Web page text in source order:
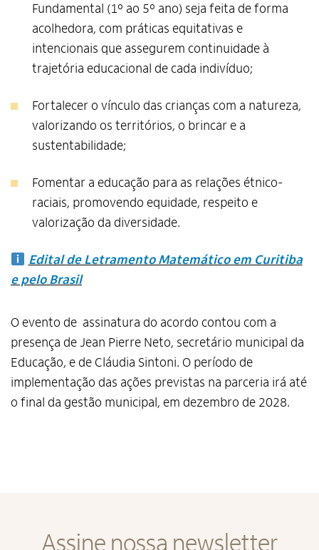
Fundamental (1º ao 5º ano) seja feita de forma
acolhedora, com práticas equitativas e
intencionais que assegurem continuidade à
trajetória educacional de cada indivíduo;
Fortalecer o vínculo das crianças com a natureza,
valorizando os territórios, o brincar e a
sustentabilidade;
Fomentar a educação para as relações étnico-
raciais, promovendo equidade, respeito e
valorização da diversidade.
Edital de Letramento Matemático em Curitiba
e pelo Brasil
O evento de assinatura do acordo contou com a
presença de Jean Pierre Neto, secretário municipal da
Educação, e de Cláudia Sintoni. O período de
implementação das ações previstas na parceria irá até
o final da gestão municipal, em dezembro de 2028.
Assine nossa newsletter